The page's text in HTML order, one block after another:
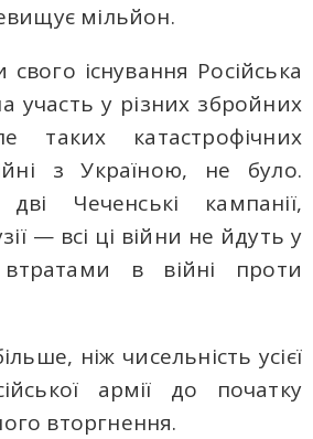
мільйон.
існування Російська
участь у різних збройних
таких катастрофічних
з Україною, не було.
дві Чеченські кампанії,
— всі ці війни не йдуть у
в війні проти
ніж чисельність усієї
армії до початку
вторгнення.